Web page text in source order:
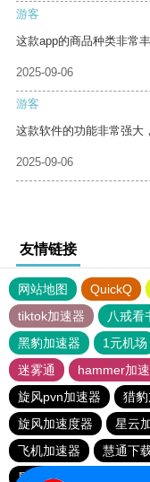
游客
这款app的商品种类非常
2025-09-06
游客
这款软件的功能非常强大
2025-09-06
友情链接
网站地图 QuickQ
tiktok加速器
八戒看
黑豹加速器
1元机场
迷雾通
hammer加
旋风pvn加速器
猎
旋风加速度器
星云
飞机加速器
慧通下
黑洞加速官网